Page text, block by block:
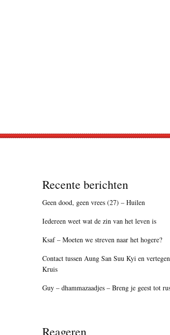
Recente berichten
Geen dood, geen vrees (27) – Huilen
Iedereen weet wat de zin van het leven is
Ksaf – Moeten we streven naar het hogere?
Contact tussen Aung San Suu Kyi en
Kruis
Guy – dhammazaadjes – Breng je geest tot
Reageren